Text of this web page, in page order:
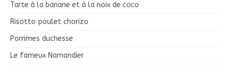
Tarte à la banane et à la noix de coco
Risotto poulet chorizo
Pommes duchesse
Le fameux Namandier